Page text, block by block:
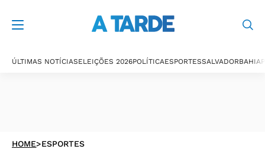
ÚLTIMAS NOTÍCIASELEIÇÕES 2026POLÍTICAESPORTESSALVADORBAHIA
HOME>ESPORTES